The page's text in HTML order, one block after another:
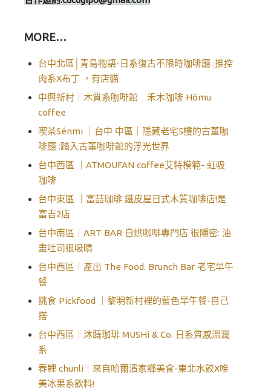
MORE…
台中北區│青島物語-日系復古不限時咖啡廳 :推控
肉系X布丁 ，有店貓
中興新村｜木質系咖啡館 禾木咖啡 Hōmu
coffee
喫茶Sénmi ｜台中 中區｜隱藏老宅5樓的古董咖
啡廳 :踏入古董咖啡館的浮光世界
台中西區 ｜ATMOUFAN coffee艾特模範- 虹吸
咖啡
台中東區 ｜富喆珈琲 鐵皮屋日式木質咖啡店!是
富吉2店
台中南區｜ART BAR 自烘咖啡專門店 很隱密: 油
畫吐司很吸睛
台中西區｜產出 The Food. Brunch Bar 老宅早午
餐
挑食 Pickfood ｜黎明新村裡的藍色早午餐-自己
搭
台中西區｜沐蒔珈琲 MUSHi & Co. 日系質感溫潤
系
春鯉 chunli｜來自哈爾濱家鄉美食-東北水餃X唯
美冰果系飲料!